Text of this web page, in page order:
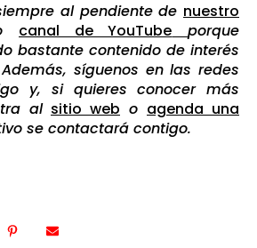
al pendiente de nuestro
canal de YouTube
porque
bastante contenido de interés
síguenos en las redes
y, si quieres conocer más
al sitio web o agenda una
se contactará contigo.